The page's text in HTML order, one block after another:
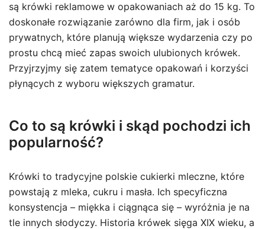
są krówki reklamowe w opakowaniach aż do 15 kg. To
doskonałe rozwiązanie zarówno dla firm, jak i osób
prywatnych, które planują większe wydarzenia czy po
prostu chcą mieć zapas swoich ulubionych krówek.
Przyjrzyjmy się zatem tematyce opakowań i korzyści
płynących z wyboru większych gramatur.
Co to są krówki i skąd pochodzi ich
popularność?
Krówki to tradycyjne polskie cukierki mleczne, które
powstają z mleka, cukru i masła. Ich specyficzna
konsystencja – miękka i ciągnąca się – wyróżnia je na
tle innych słodyczy. Historia krówek sięga XIX wieku, a